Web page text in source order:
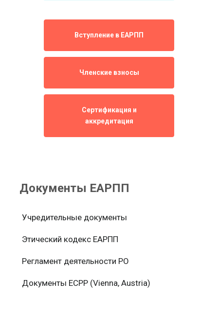
Вступление в ЕАРПП
Членские взносы
Сертификация и
аккредитация
Документы ЕАРПП
Учредительные документы
Этический кодекс ЕАРПП
Регламент деятельности РО
Документы ЕСРР (Vienna, Austria)